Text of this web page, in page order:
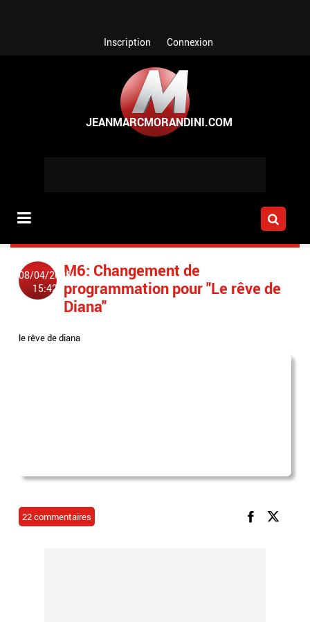
Inscription Connexion
08/04/2008
15:42
M6: Changement de
programmation pour "Le rêve de
Diana"
le rêve de diana
22 commentaires